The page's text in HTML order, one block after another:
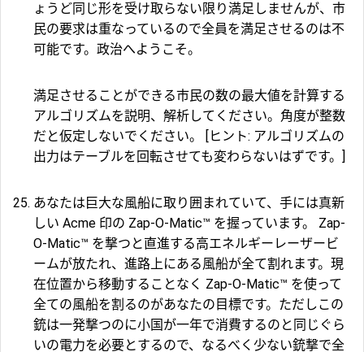
ょうど同じ形を受け取らない限り満足しませんが、市
民の要求は重なっているので全員を満足させるのは不
可能です。政治へようこそ。
満足させることができる市民の数の最大値を計算する
アルゴリズムを説明、解析してください。角度が整数
だと仮定しないでください。 [ヒント: アルゴリズムの
出力はテーブルを回転させても変わらないはずです。]
あなたは巨大な風船に取り囲まれていて、手には真新
しい Acme 印の Zap-O-Matic™ を握っています。 Zap-
O-Matic™ を撃つと直進する高エネルギーレーザービ
ームが放たれ、進路上にある風船が全て割れます。現
在位置から移動することなく Zap-O-Matic™ を使って
全ての風船を割るのがあなたの目標です。ただしこの
銃は一発撃つのに小国が一年で消費するのと同じぐら
いの電力を必要とするので、なるべく少ない銃撃で全